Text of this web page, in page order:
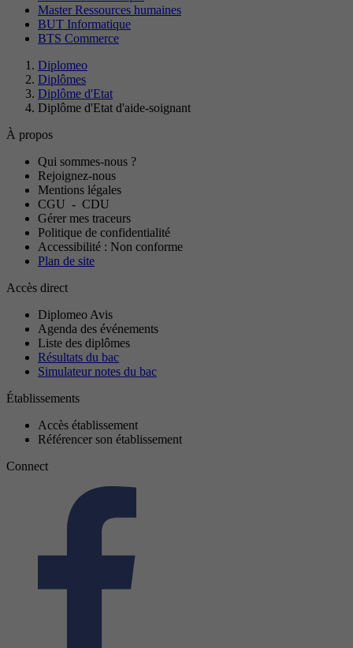
Master Ressources humaines
BUT Informatique
BTS Commerce
Diplomeo
Diplômes
Diplôme d'Etat
Diplôme d'Etat d'aide-soignant
À propos
Qui sommes-nous ?
Rejoignez-nous
Mentions légales
CGU - CDU
Gérer mes traceurs
Politique de confidentialité
Accessibilité : Non conforme
Plan de site
Accès direct
Diplomeo Avis
Agenda des événements
Liste des diplômes
Résultats du bac
Simulateur notes du bac
Établissements
Accès établissement
Référencer son établissement
Connect